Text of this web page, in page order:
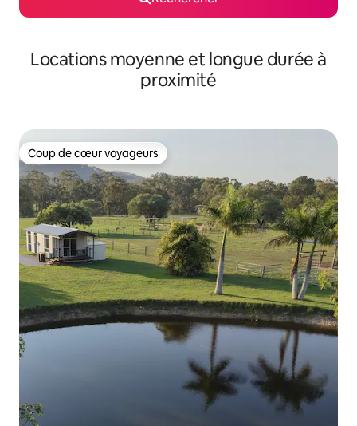
Locations moyenne et longue durée à
proximité
Coup de cœur voyageurs
Coup de cœur voyageurs